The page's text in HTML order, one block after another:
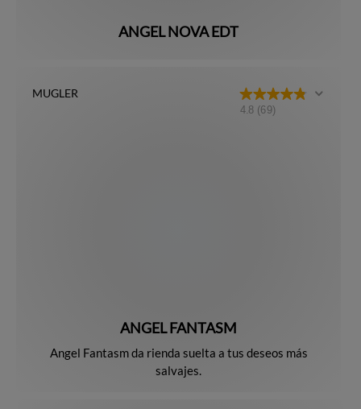
ANGEL NOVA EDT
MUGLER
4.8 (69)
ANGEL FANTASM
Angel Fantasm da rienda suelta a tus deseos más
salvajes.